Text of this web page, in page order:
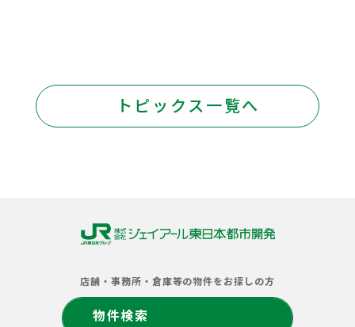
トピックス一覧へ
会
社
店舗・事務所・倉庫等の物件をお探しの方
物件検索